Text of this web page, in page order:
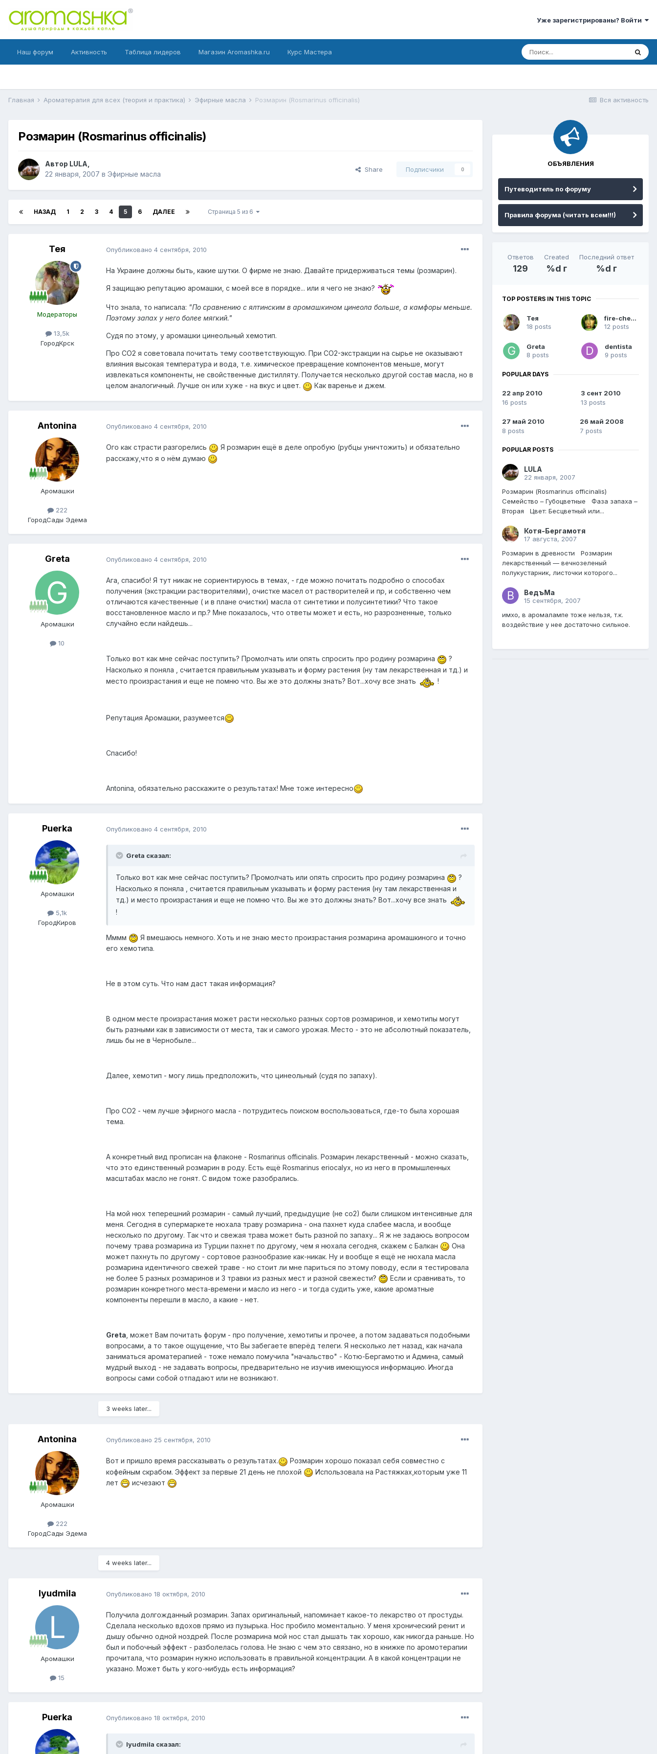
Уже зарегистрированы? Войти
Наш форум Активность Таблица лидеров Магазин Aromashka.ru Курс Мастера
Вся активность
Главная Ароматерапия для всех (теория и практика) Эфирные масла Розмарин (Rosmarinus officinalis)
Розмарин (Rosmarinus officinalis)
Автор LULA
22 января, 2007 в Эфирные масла
Share Подписчики 0
НАЗАД 1 2 3 4 5 6 ДАЛЕЕ Страница 5 из 6
Тея
Модераторы
13,5k
ГородКрск
Опубликовано 4 сентября, 2010
На Украине должны быть, какие шутки. О фирме не знаю. Давайте придерживаться темы (розмарин).
Я защищаю репутацию аромашки, с моей все в порядке... или я чего не знаю?
Что знала, то написала: "По сравнению с ялтинским в аромашкином цинеола больше, а камфоры меньше.
Поэтому запах у него более мягкий."
Судя по этому, у аромашки цинеольный хемотип.
Про СО2 я советовала почитать тему соответствующую. При СО2-экстракции на сырье не оказывают
влияния высокая температура и вода, т.е. химическое превращение компонентов меньше, могут
извлекаться компоненты, не свойственные дистилляту. Получается несколько другой состав масла, но в
целом аналогичный. Лучше он или хуже - на вкус и цвет.
Как варенье и джем.
Antonina
Аромашки
222
ГородСады Эдема
Опубликовано 4 сентября, 2010
Ого как страсти разгорелись
Я розмарин ещё в деле опробую (рубцы уничтожить) и обязательно
расскажу,что я о нём думаю
Greta
Аромашки
10
Опубликовано 4 сентября, 2010
Ага, спасибо! Я тут никак не сориентируюсь в темах, - где можно почитать подробно о способах
получения (экстракции растворителями), очистке масел от растворителей и пр, и собственно чем
отличаются качественные ( и в плане очистки) масла от синтетики и полусинтетики? Что такое
восстановленное масло и пр.? Мне показалось, что ответы может и есть, но разрозненные, только
случайно если найдешь...
Только вот как мне сейчас поступить? Промолчать или опять спросить про родину розмарина
?
Насколько я поняла , считается правильным указывать и форму растения (ну там лекарственная и тд.) и
место произрастания и еще не помню что. Вы же это должны знать? Вот...хочу все знать
!
Репутация Аромашки, разумеется
Спасибо!
Antonina, обязательно расскажите о результатах! Мне тоже интересно
Puerka
Аромашки
5,1k
ГородКиров
Опубликовано 4 сентября, 2010
Greta сказал:
Только вот как мне сейчас поступить? Промолчать или опять спросить про родину розмарина
?
Насколько я поняла , считается правильным указывать и форму растения (ну там лекарственная и
тд.) и место произрастания и еще не помню что. Вы же это должны знать? Вот...хочу все знать
!
Мммм
Я вмешаюсь немного. Хоть и не знаю место произрастания розмарина аромашкиного и точно
его хемотипа.
Не в этом суть. Что нам даст такая информация?
В одном месте произрастания может расти несколько разных сортов розмаринов, и хемотипы могут
быть разными как в зависимости от места, так и самого урожая. Место - это не абсолютный показатель,
лишь бы не в Чернобыле...
Далее, хемотип - могу лишь предположить, что цинеольный (судя по запаху).
Про СО2 - чем лучше эфирного масла - потрудитесь поиском воспользоваться, где-то была хорошая
тема.
А конкретный вид прописан на флаконе - Rosmarinus officinalis. Розмарин лекарственный - можно сказать,
что это единственный розмарин в роду. Есть ещё Rosmarinus eriocalyx, но из него в промышленных
масштабах масло не гонят. С видом тоже разобрались.
На мой нюх теперешний розмарин - самый лучший, предыдущие (не со2) были слишком интенсивные для
меня. Сегодня в супермаркете нюхала траву розмарина - она пахнет куда слабее масла, и вообще
несколько по другому. Так что и свежая трава может быть разной по запаху... Я ж не задаюсь вопросом
почему трава розмарина из Турции пахнет по другому, чем я нюхала сегодня, скажем с Балкан
Она
может пахнуть по другому - сортовое разнообразие как-никак. Ну и вообще я ещё не нюхала масла
розмарина идентичного свежей траве - но стоит ли мне париться по этому поводу, если я тестировала
не более 5 разных розмаринов и 3 травки из разных мест и разной свежести?
Если и сравнивать, то
розмарин конкретного места-времени и масло из него - и тогда судить уже, какие ароматные
компоненты перешли в масло, а какие - нет.
Greta , может Вам почитать форум - про получение, хемотипы и прочее, а потом задаваться подобными
вопросами, а то такое ощущение, что Вы забегаете вперёд телеги. Я несколько лет назад, как начала
заниматься ароматерапией - тоже немало помучила "начальство" - Котю-Бергамотю и Админа, самый
мудрый выход - не задавать вопросы, предварительно не изучив имеющуюся информацию. Иногда
вопросы сами собой отпадают или не возникают.
3 weeks later...
Antonina
Аромашки
222
ГородСады Эдема
Опубликовано 25 сентября, 2010
Вот и пришло время рассказывать о результатах.
Розмарин хорошо показал себя совместно с
кофейным скрабом. Эффект за первые 21 день не плохой
Использовала на Растяжках,которым уже 11
лет
исчезают
4 weeks later...
lyudmila
Аромашки
15
Опубликовано 18 октября, 2010
Получила долгожданный розмарин. Запах оригинальный, напоминает какое-то лекарство от простуды.
Сделала несколько вдохов прямо из пузырька. Нос пробило моментально. У меня хронический ренит и
дышу обычно одной ноздрей. После розмарина мой нос стал дышать так хорошо, как никогда раньше. Но
был и побочный эффект - разболелась голова. Не знаю с чем это связано, но в книжке по аромотерапии
прочитала, что розмарин нужно использовать в правильной концентрации. А в какой концентрации не
указано. Может быть у кого-нибудь есть информация?
Puerka Опубликовано 18 октября, 2010
lyudmila сказал:
ОБЪЯВЛЕНИЯ
Путеводитель по форуму
Правила форума (читать всем!!!)
Ответов
129
Created
%d г
Последний ответ
%d г
TOP POSTERS IN THIS TOPIC
Тея
18 posts
fire-cherry
12 posts
Greta
8 posts
dentista
9 posts
POPULAR DAYS
22 апр 2010
16 posts
3 сент 2010
13 posts
27 май 2010
8 posts
26 май 2008
7 posts
POPULAR POSTS
LULA
22 января, 2007
Розмарин (Rosmarinus officinalis)
Семейство – Губоцветные Фаза запаха –
Вторая Цвет: Бесцветный или...
Котя-Бергамотя
17 августа, 2007
Розмарин в древности Розмарин
лекарственный — вечнозеленый
полукустарник, листочки которого...
ВедъМа
15 сентября, 2007
имхо, в аромалампе тоже нельзя, т.к.
воздействие у нее достаточно сильное.